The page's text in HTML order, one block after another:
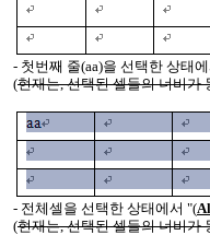
- 첫번째 줄(aa)을 선택한 상태
(현재는, 선택된 셀들의 너비가
- 전체셀을 선택한 상태에서 "(
(현재는, 선택된 셀들의 너비가